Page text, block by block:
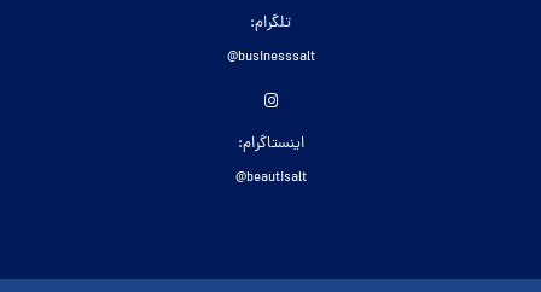
تلگرام:
businesssalt@
اینستاگرام:
beautisalt@